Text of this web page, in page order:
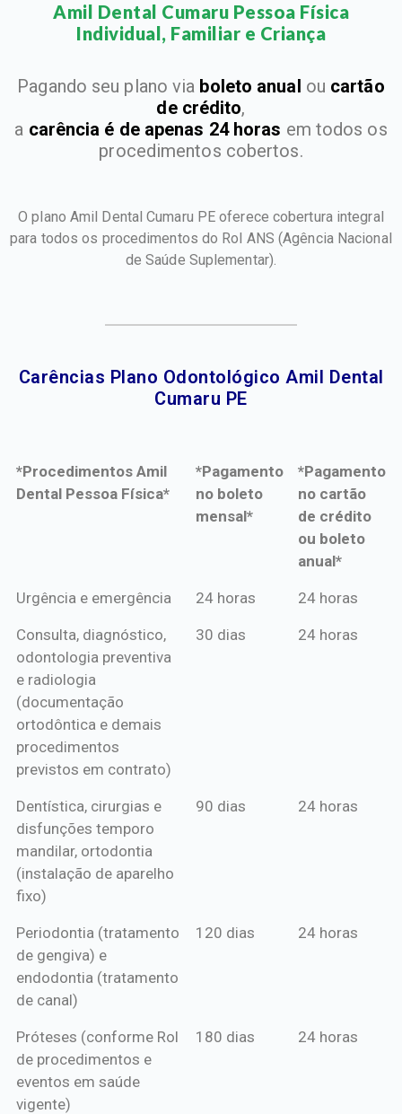
Amil Dental Cumaru Pessoa Física
Individual, Familiar e Criança​
Pagando seu plano via boleto anual ou cartão
de crédito,
a carência é de apenas 24 horas em todos os
procedimentos cobertos.
O plano Amil Dental Cumaru PE oferece cobertura integral
para todos os procedimentos do Rol ANS(Agência Nacional
de Saúde Suplementar).
Carências Plano Odontológico Amil Dental
Cumaru PE​
*Procedimentos Amil
Dental Pessoa Física*
*Pagamento
no boleto
mensal*
*Pagamento
no cartão
de crédito
ou boleto
anual*
*Procedimentos Amil
*Pagamento
mensal*
*Pagamento
de crédito
Urgência e emergência 24 horas 24 horas
Consulta, diagnóstico,
odontologia preventiva
e radiologia
(documentação
ortodôntica e demais
procedimentos
previstos em contrato)
30 dias 24 horas
Dentística, cirurgias e
disfunções temporo
mandilar, ortodontia
(instalação de aparelho
fixo)
90 dias 24 horas
Periodontia (tratamento
de gengiva) e
endodontia (tratamento
de canal)
120 dias 24 horas
Próteses (conforme Rol
de procedimentos e
eventos em saúde
vigente)
180 dias 24 horas